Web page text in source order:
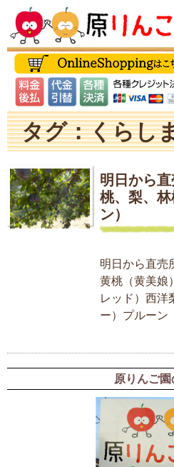
タグ：くらし
明日から
桃、梨、
ン）
明日から直売
黄桃（黄美娘
レッド）西洋
ー）プルーン
原りんご園